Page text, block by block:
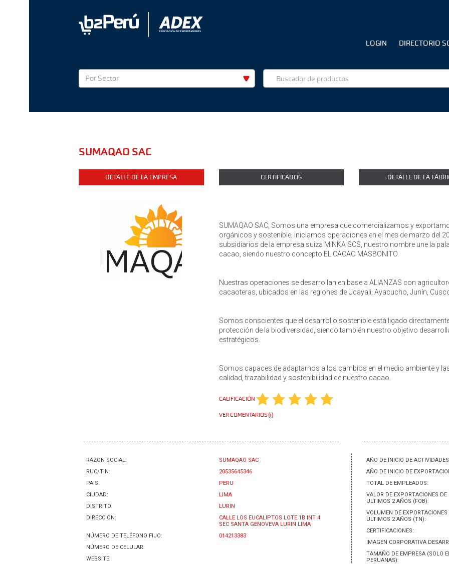
LOGIN DIRECTORIO
Por Sector
SUMAQAO SAC
DETALLE DE LA EMPRESA CERTIFICADOS DETALLE DE LA
SUMAQAO SAC, Somos una empresa que comercializamos y
orgánicos y sostenible, iniciamos operaciones en el mes de marzo del
subsidiarios de la empresa suiza MINKA SCS, nuestro nombre une la
cacao, siendo nuestro concepto EL CACAO MASBONITO.
Nuestras operaciones se desarrollan en base a ALIANZAS con
cacaoteras, ubicados en las regiones de Ucayali, Ayacucho, Junín,
Somos conscientes que el desarrollo sostenible está ligado
protección de la biodiversidad, siendo también nuestro objetivo
estratégicos.
Somos capaces de adaptarnos a los cambios en el medio ambiente y
calidad, trazabilidad y sostenibilidad de nuestro cacao.
CALIFICACIÓN
VER COMENTARIOS (1)
RAZÓN SOCIAL:
SUMAQAO SAC
RUC/TIN:
20535645346
PAIS:
PERU
CIUDAD:
LIMA
DISTRITO:
LURIN
DIRECCIÓN:
CALLE LOS EUCALIPTOS LOTE 1B INT 4
SEC SANTA GENOVEVA LURIN LIMA
NÚMERO DE TELÉFONO FIJO:
014213383
NÚMERO DE CELULAR:
WEBSITE:
AÑO DE INICIO DE
AÑO DE INICIO DE
TOTAL DE EMPLEADOS:
VALOR DE EXPORTACIONES DE
ULTIMOS 2 AÑOS (FOB):
VOLUMEN DE EXPORTACIONES
ULTIMOS 2 AÑOS (TN):
CERTIFICACIONES:
IMAGEN CORPORATIVA
TAMAÑO DE EMPRESA (SOLO
PERUANAS):